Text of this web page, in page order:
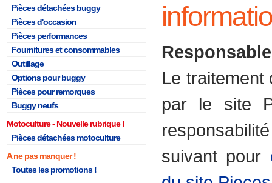
Pièces détachées buggy
Pièces d'occasion
Pièces performances
Fournitures et consommables
Outillage
Options pour buggy
Pièces pour remorques
Buggy neufs
Motoculture
Pièces détachées motoculture
A ne pas manquer !
Toutes les promotions !
Le traitement
par le site
suivant pour